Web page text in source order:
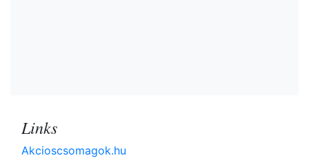
Links
Akcioscsomagok.hu